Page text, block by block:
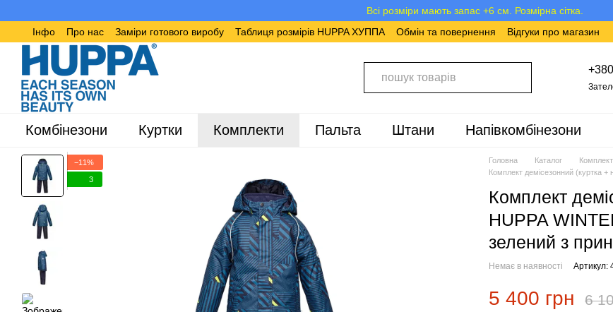
Всі розміри мають запас +6 см. Розмірна сітка.
Інфо
Про нас Заміри готового виробу Таблиця розмірів HUPPA ХУППА Обмін та повернення Відгуки про магазин
Комбінезони Куртки Комплекти Пальта Штани Напівкомбінезони
−11%
3
Головна Каталог
Комплект демісезонний (куртка +
Комплект
HUPPA
зелений з
Немає в наявності Артикул:
5 400 грн 6